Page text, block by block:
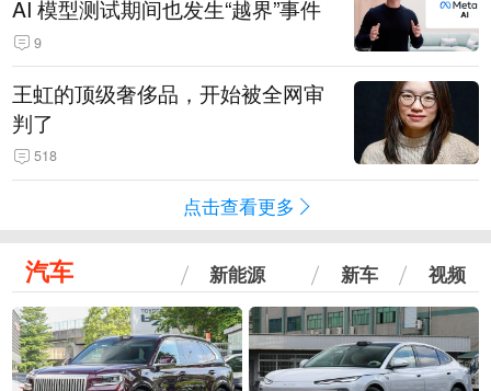
AI 模型测试期间也发生“越界”事件
9
王虹的顶级奢侈品，开始被全网审
判了
518
点击查看更多
汽车 新能源 新车 视频